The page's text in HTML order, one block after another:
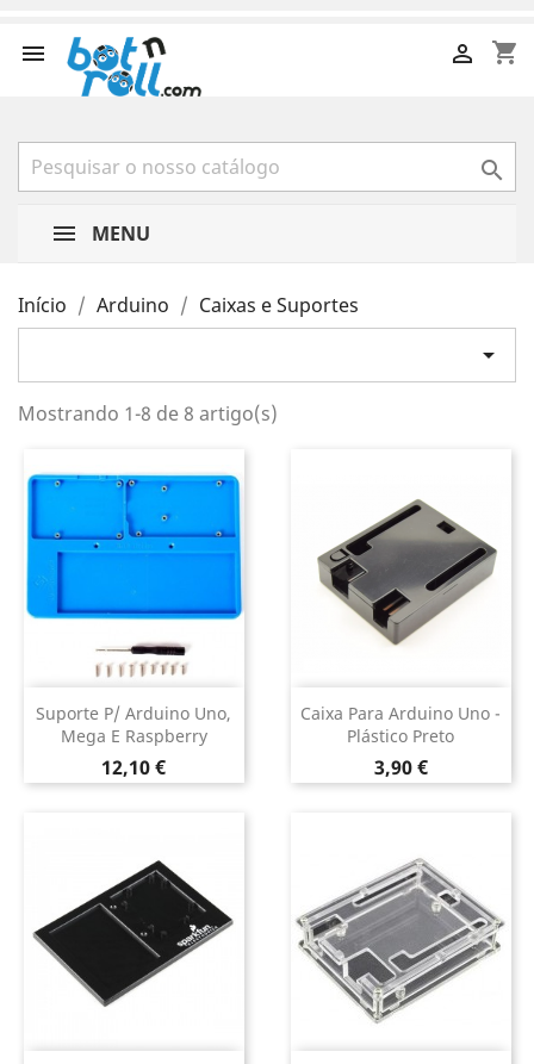
 shopping_cart


MENU
Início Arduino Caixas e Suportes

Mostrando 1-8 de 8 artigo(s)
Suporte P/ Arduino Uno,
Mega E Raspberry
Preço
12,10 €
Caixa Para Arduino Uno -
Plástico Preto
Preço
3,90 €